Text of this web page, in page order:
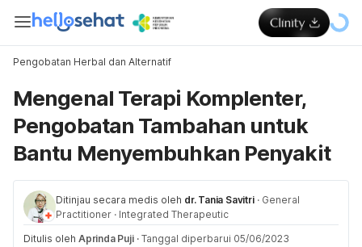
Pengobatan Herbal dan Alternatif
Mengenal Terapi Komplenter,
Pengobatan Tambahan untuk
Bantu Menyembuhkan Penyakit
Ditinjau secara medis oleh dr. Tania Savitri · General
Practitioner · Integrated Therapeutic
Ditulis oleh Aprinda Puji · Tanggal diperbarui 05/06/2023